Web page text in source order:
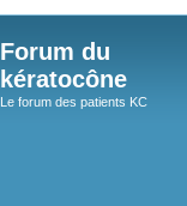
Forum du
kératocône
Le forum des patients KC